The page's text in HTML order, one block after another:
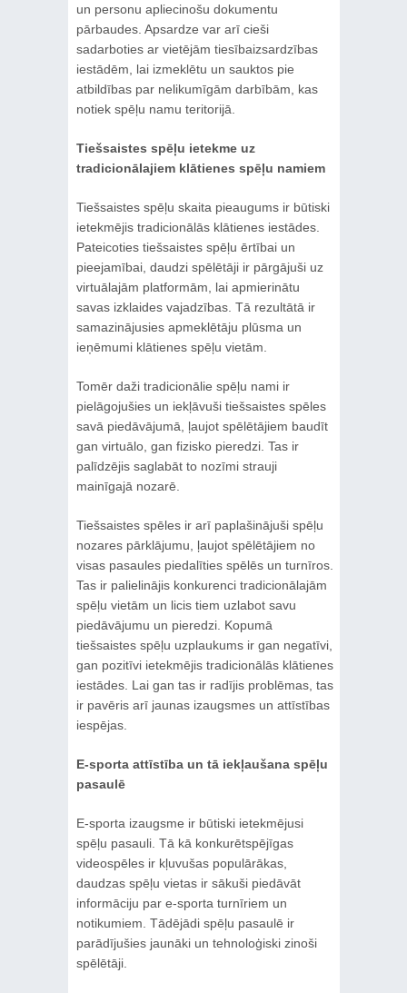
un personu apliecinošu dokumentu
pārbaudes. Apsardze var arī cieši
sadarboties ar vietējām tiesībaizsardzības
iestādēm, lai izmeklētu un sauktos pie
atbildības par nelikumīgām darbībām, kas
notiek spēļu namu teritorijā.
Tiešsaistes spēļu ietekme uz
tradicionālajiem klātienes spēļu namiem
Tiešsaistes spēļu skaita pieaugums ir būtiski
ietekmējis tradicionālās klātienes iestādes.
Pateicoties tiešsaistes spēļu ērtībai un
pieejamībai, daudzi spēlētāji ir pārgājuši uz
virtuālajām platformām, lai apmierinātu
savas izklaides vajadzības. Tā rezultātā ir
samazinājusies apmeklētāju plūsma un
ieņēmumi klātienes spēļu vietām.
Tomēr daži tradicionālie spēļu nami ir
pielāgojušies un iekļāvuši tiešsaistes spēles
savā piedāvājumā, ļaujot spēlētājiem baudīt
gan virtuālo, gan fizisko pieredzi. Tas ir
palīdzējis saglabāt to nozīmi strauji
mainīgajā nozarē.
Tiešsaistes spēles ir arī paplašinājuši spēļu
nozares pārklājumu, ļaujot spēlētājiem no
visas pasaules piedalīties spēlēs un turnīros.
Tas ir palielinājis konkurenci tradicionālajām
spēļu vietām un licis tiem uzlabot savu
piedāvājumu un pieredzi. Kopumā
tiešsaistes spēļu uzplaukums ir gan negatīvi,
gan pozitīvi ietekmējis tradicionālās klātienes
iestādes. Lai gan tas ir radījis problēmas, tas
ir pavēris arī jaunas izaugsmes un attīstības
iespējas.
E-sporta attīstība un tā iekļaušana spēļu
pasaulē
E-sporta izaugsme ir būtiski ietekmējusi
spēļu pasauli. Tā kā konkurētspējīgas
videospēles ir kļuvušas populārākas,
daudzas spēļu vietas ir sākuši piedāvāt
informāciju par e-sporta turnīriem un
notikumiem. Tādējādi spēļu pasaulē ir
parādījušies jaunāki un tehnoloģiski zinoši
spēlētāji.